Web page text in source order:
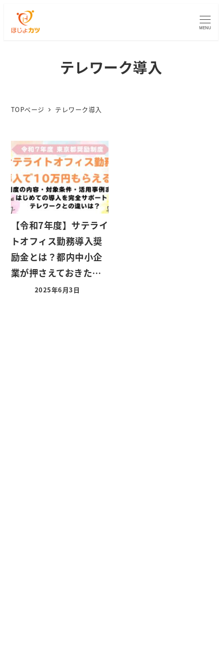
MENU
テレワーク導入
TOPページ テレワーク導入
【令和7年度】サテライ
トオフィス勤務導入奨
励金とは？都内中小企
業が押さえておきた…
2025年6月3日